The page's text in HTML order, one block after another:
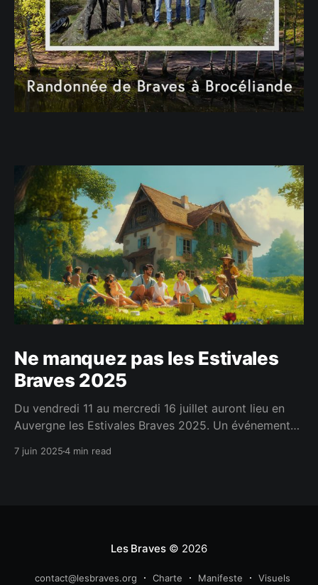
Ne manquez pas les Estivales
Braves 2025
Du vendredi 11 au mercredi 16 juillet auront lieu en
Auvergne les Estivales Braves 2025. Un événement
conviviaux et fraternels. C'est en se rencontrant
7 juin 20254 min read
Les Braves© 2026
contact@lesbraves.org Charte Manifeste Visuels